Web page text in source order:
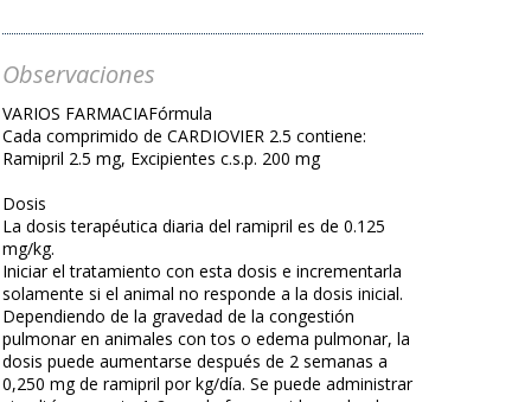
Observaciones
VARIOS FARMACIAFórmula
Cada comprimido de CARDIOVIER 2.5 contiene:
Ramipril 2.5 mg, Excipientes c.s.p. 200 mg
Dosis
La dosis terapéutica diaria del ramipril es de 0.125
mg/kg.
Iniciar el tratamiento con esta dosis e incrementarla
solamente si el animal no responde a la dosis inicial.
Dependiendo de la gravedad de la congestión
pulmonar en animales con tos o edema pulmonar, la
dosis puede aumentarse después de 2 semanas a
0,250 mg de ramipril por kg/día. Se puede administrar